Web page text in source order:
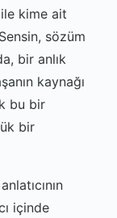
kime ait
sözüm
bir anlık
kaynağı
bu bir
bir
içinde